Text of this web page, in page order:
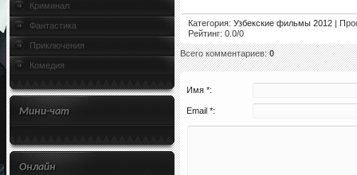
Категория: Узбекские фильмы 2012 |
Рейтинг: 0.0/0
Всего комментариев:0
Имя *:
Email *:
Криминал
Фантастика
Приключения
Комедия
Мини-чат
Онлайн